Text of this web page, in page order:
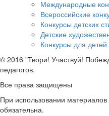
Международные
Всероссийские
Конкурсы детских
Детские
Конкурсы для детей
© 2016 "Твори! Участвуй!
педагогов.
Все права защищены
При использовании
обязательна.